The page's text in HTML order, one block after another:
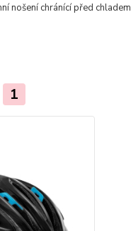
nošení chránící před chladem
1